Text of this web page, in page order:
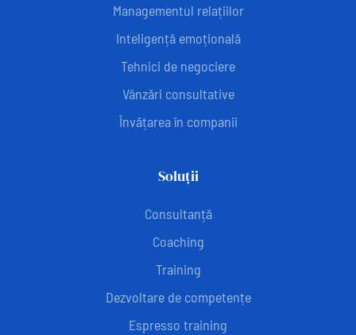
Managementul relațiilor
Inteligență emoțională
Tehnici de negociere
Vânzări consultative
Învățarea în companii
Soluții
Consultanță
Coaching
Training
Dezvoltare de competențe
Espresso training